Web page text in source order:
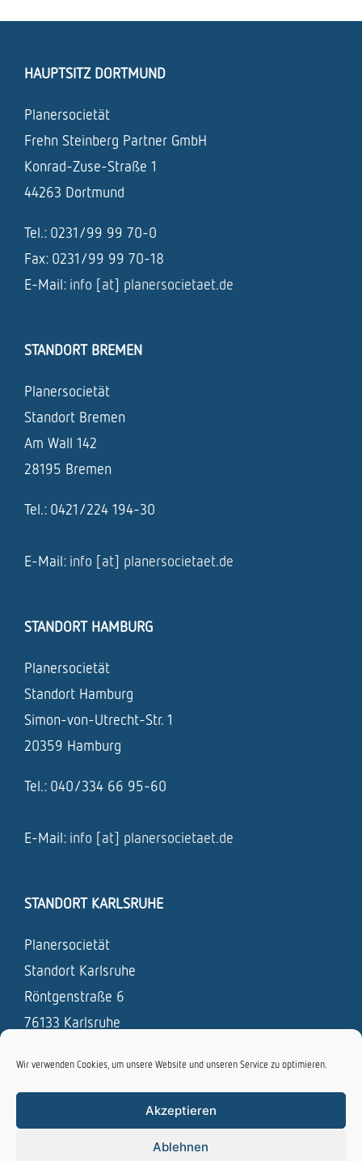
Wir verwenden Cookies, um unsere Website und unseren Service zu optimieren.
Akzeptieren
Ablehnen
HAUPTSITZ DORTMUND
Planersocietät
Frehn Steinberg Partner GmbH
Konrad-Zuse-Straße 1
44263 Dortmund
Tel.: 0231/99 99 70-0
Fax: 0231/99 99 70-18
E-Mail: info [at] planersocietaet.de
STANDORT BREMEN
Planersocietät
Standort Bremen
Am Wall 142
28195 Bremen
Tel.: 0421/224 194-30
E-Mail: info [at] planersocietaet.de
STANDORT HAMBURG
Planersocietät
Standort Hamburg
Simon-von-Utrecht-Str. 1
20359 Hamburg
Tel.: 040/334 66 95-60
E-Mail: info [at] planersocietaet.de
STANDORT KARLSRUHE
Planersocietät
Standort Karlsruhe
Röntgenstraße 6
76133 Karlsruhe
Tel.: 0721 / 831 693 – 0
Fax: 0721 / 831 693 – 19
info [at] planersocietaet.de